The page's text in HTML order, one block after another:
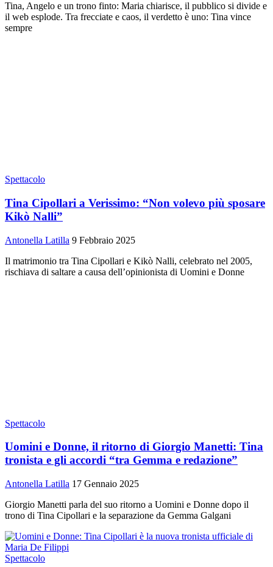
Tina, Angelo e un trono finto: Maria chiarisce, il pubblico si divide e
il web esplode. Tra frecciate e caos, il verdetto è uno: Tina vince
sempre
Spettacolo
Tina Cipollari a Verissimo: “Non volevo più sposare
Kikò Nalli”
Antonella Latilla 9 Febbraio 2025
Il matrimonio tra Tina Cipollari e Kikò Nalli, celebrato nel 2005,
rischiava di saltare a causa dell’opinionista di Uomini e Donne
Spettacolo
Uomini e Donne, il ritorno di Giorgio Manetti: Tina
tronista e gli accordi “tra Gemma e redazione”
Antonella Latilla 17 Gennaio 2025
Giorgio Manetti parla del suo ritorno a Uomini e Donne dopo il
trono di Tina Cipollari e la separazione da Gemma Galgani
Spettacolo